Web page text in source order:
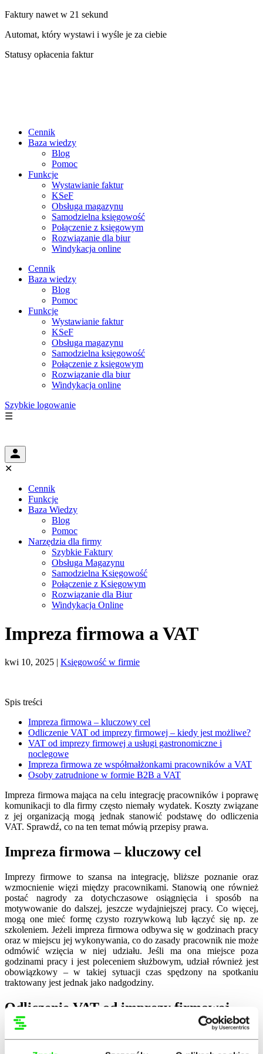
Faktury nawet w 21 sekund
Automat, który wystawi i wyśle je za ciebie
Statusy opłacenia faktur
Cennik
Baza wiedzy
Blog
Pomoc
Funkcje
Wystawianie faktur
KSeF
Obsługa magazynu
Samodzielna księgowość
Połączenie z księgowym
Rozwiązanie dla biur
Windykacja online
Cennik
Baza wiedzy
Blog
Pomoc
Funkcje
Wystawianie faktur
KSeF
Obsługa magazynu
Samodzielna księgowość
Połączenie z księgowym
Rozwiązanie dla biur
Windykacja online
Szybkie logowanie
☰
✕
Cennik
Funkcje
Baza Wiedzy
Blog
Pomoc
Narzędzia dla firmy
Szybkie Faktury
Obsługa Magazynu
Samodzielna Księgowość
Połączenie z Księgowym
Rozwiązanie dla Biur
Windykacja Online
Impreza firmowa a VAT
kwi 10, 2025 Księgowość w firmie
Spis treści
Impreza firmowa – kluczowy cel
Odliczenie VAT od imprezy firmowej – kiedy jest możliwe?
VAT od imprezy firmowej a usługi gastronomiczne i
noclegowe
Impreza firmowa ze współmałżonkami pracowników a VAT
Osoby zatrudnione w formie B2B a VAT
Impreza firmowa mająca na celu integrację pracowników i poprawę
komunikacji to dla firmy często niemały wydatek. Koszty związane
z jej organizacją mogą jednak stanowić podstawę do odliczenia
VAT. Sprawdź, co na ten temat mówią przepisy prawa.
Impreza firmowa – kluczowy cel
Imprezy firmowe to szansa na integrację, bliższe poznanie oraz
wzmocnienie więzi między pracownikami. Stanowią one również
postać nagrody za dotychczasowe osiągnięcia i sposób na
motywowanie do dalszej, jeszcze wydajniejszej pracy. Co więcej,
mogą one mieć formę czysto rozrywkową lub łączyć się np. ze
szkoleniem. Jeżeli impreza firmowa odbywa się w godzinach pracy
oraz w miejscu jej wykonywania, co do zasady pracownik nie może
odmówić wzięcia w niej udziału. Jeśli ma ona miejsce poza
godzinami pracy i jest poleceniem służbowym, udział również jest
obowiązkowy – w takiej sytuacji czas spędzony na spotkaniu
traktowany jest jednak jako nadgodziny.
Odliczenie VAT od imprezy firmowej –
kiedy jest możliwe?